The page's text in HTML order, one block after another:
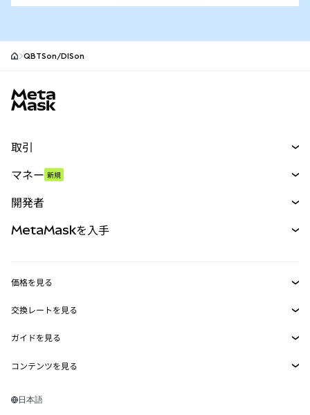
QBTSon/DISon
取引
パーペチュアル
RWA
マネー 新規
開発者
MetaMask Connect
Snaps
Web3サービス
MetaMaskを入手
セキュリティ
サポート
キャリア
価格を見る
イーサリアムの価格
Solanaの価格
Tetherの価格
交換レートを見る
ETH→USD
USDT→INR
BTC→INR
ガイドを見る
ETHの購入
コンテンツを見る
Solanaウォレット
日本語